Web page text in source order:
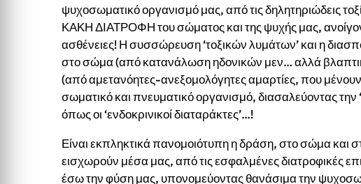
ψυχοσωματικό οργανισμό μας, από τις δηλητηριώδεις
ΚΑΚΗ ΔΙΑΤΡΟΦΗ του σώματος και της ψυχής μας,
ασθένειες! Η συσσώρευση ‘τοξικών λυμάτων’ και η
στο σώμα (από κατανάλωση ηδονικών μεν… αλλά
(από αμετανόητες-ανεξομολόγητες αμαρτίες, που
σωματικό και πνευματικό οργανισμό, διασαλεύοντας την
όπως οι ‘ενδοκρινικοί διαταράκτες’…!
Είναι εκπληκτικά πανομοιότυπη η δράση, στο σώμα και
εισχωρούν μέσα μας, από τις εσφαλμένες διατροφικές
έσω την φύση μας, υπονομεύοντας θανάσιμα την